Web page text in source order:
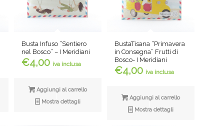
Busta Infuso “Sentiero
nel Bosco” – I Meridiani
€4,00 iva inclusa
Aggiungi al carrello
Mostra dettagli
BustaTisana “Primavera
in Consegna” Frutti di
Bosco- I Meridiani
€4,00 iva inclusa
Aggiungi al carrello
Mostra dettagli